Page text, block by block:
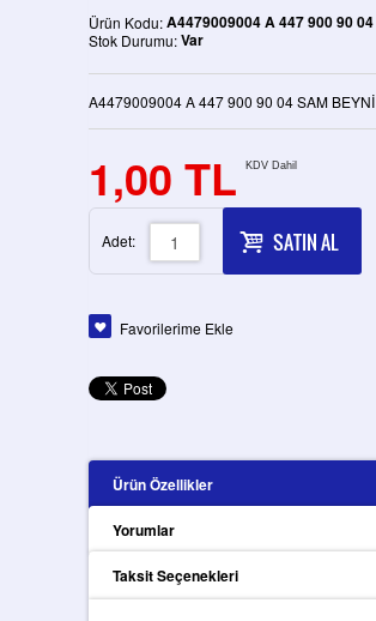
Ürün Kodu:A4479009004 A 447 900 90 04
Stok Durumu:Var
A4479009004 A 447 900 90 04 SAM BEYNİ
1,00 TL KDV Dahil
Adet: SATIN AL
Favorilerime Ekle
Ürün Özellikler
Yorumlar
Taksit Seçenekleri